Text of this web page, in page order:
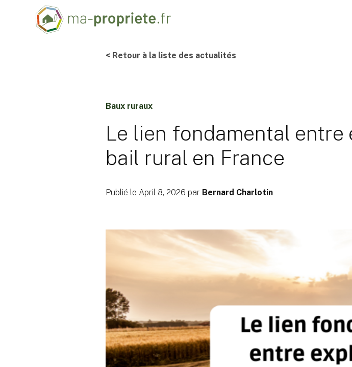
< Retour à la liste des actualités
Baux ruraux
Le lien fondamental
bail rural en France
Publié le April 8, 2026 par Bernard Charlotin